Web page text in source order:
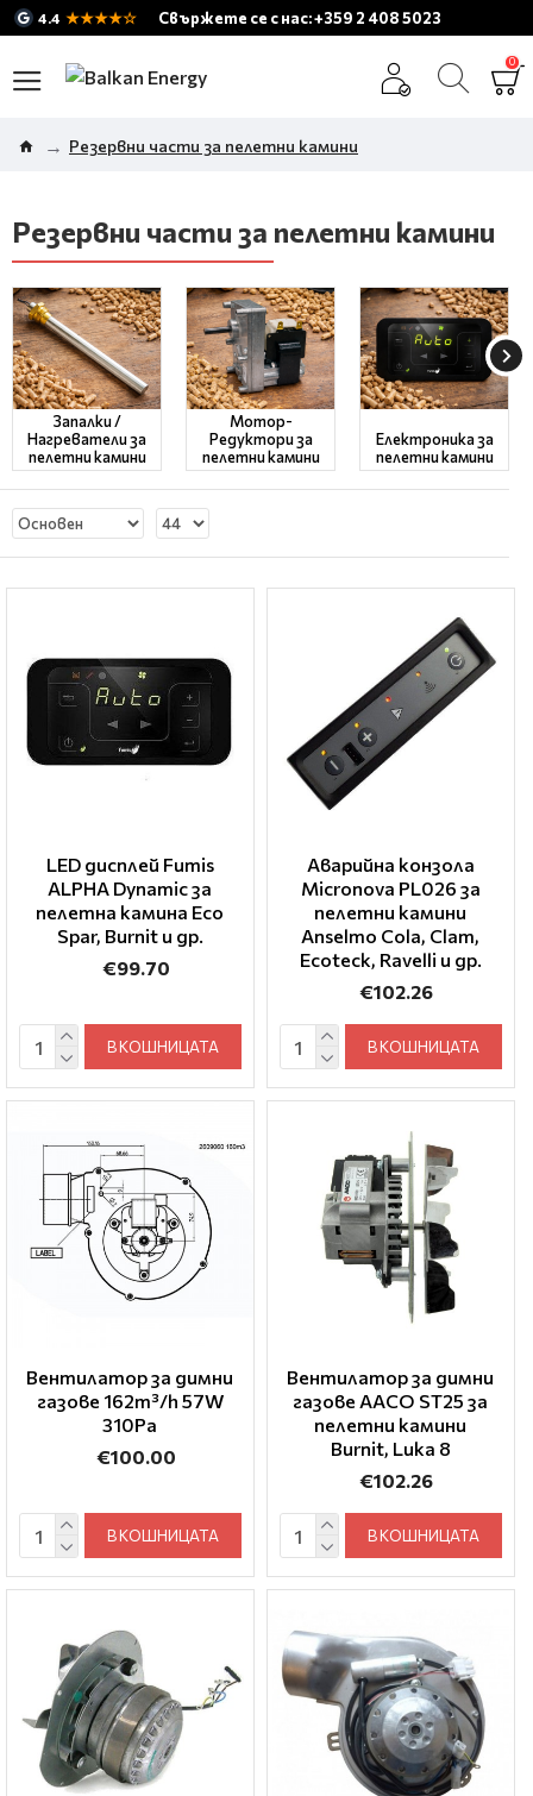
4.4 ★★★★☆ Свържете се с нас: +359 2 408 5023
0
Резервни части за пелетни камини
Резервни части за пелетни камини
Запалки /
Нагреватели за
пелетни камини
Мотор-
Редуктори за
пелетни камини
Електроника за
пелетни камини
LED дисплей Fumis
ALPHA Dynamic за
пелетна камина Eco
Spar, Burnit и др.
€99.70
В КОШНИЦАТА
Аварийна конзола
Micronova PL026 за
пелетни камини
Anselmo Cola, Clam,
Ecoteck, Ravelli и др.
€102.26
В КОШНИЦАТА
Вентилатор за димни
газове 162m³/h 57W
310Pa
€100.00
В КОШНИЦАТА
Вентилатор за димни
газове AACO ST25 за
пелетни камини
Burnit, Luka 8
€102.26
В КОШНИЦАТА